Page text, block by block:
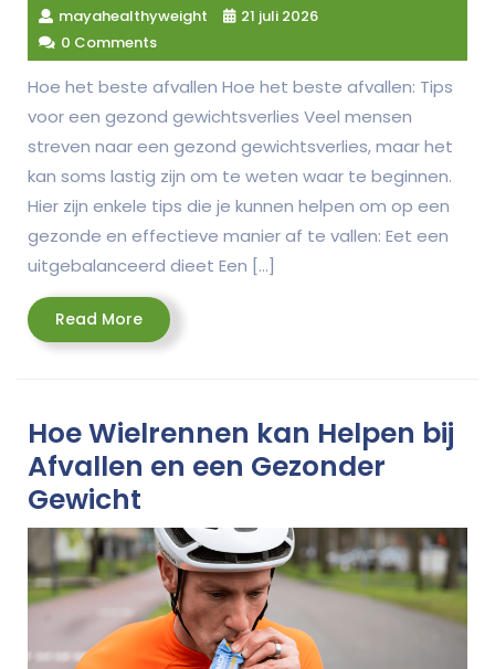
mayahealthyweight
21 juli 2026
0 Comments
Hoe het beste afvallen Hoe het beste afvallen: Tips
voor een gezond gewichtsverlies Veel mensen
streven naar een gezond gewichtsverlies, maar het
kan soms lastig zijn om te weten waar te beginnen.
Hier zijn enkele tips die je kunnen helpen om op een
gezonde en effectieve manier af te vallen: Eet een
uitgebalanceerd dieet Een […]
Read MoreRead
More
Hoe Wielrennen kan Helpen bij
Afvallen en een Gezonder
Gewicht